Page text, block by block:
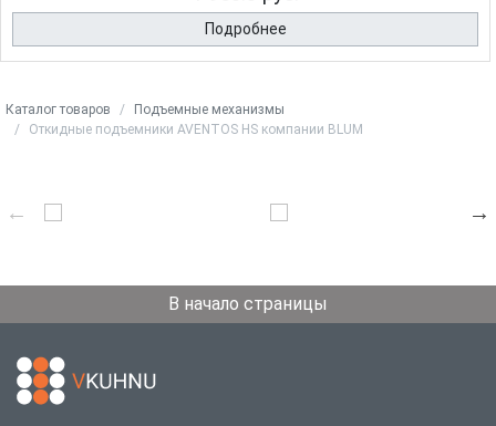
Подробнее
Каталог товаров
Подъемные механизмы
Откидные подъемники AVENTOS HS компании BLUM
В начало страницы